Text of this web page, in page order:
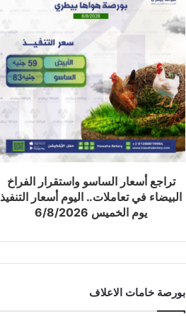
تراجع أسعار الساسو واستقرار الفراخ
البيضاء في تعاملات.. اليوم أسعار التنفيذ
يوم الخميس 6/8/2026
بورصة خامات الاعلاف